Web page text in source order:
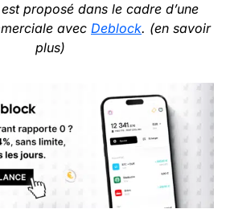
proposé dans le cadre d’une
avec Deblock. (en savoir
plus)